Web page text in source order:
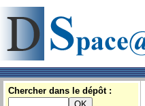
Chercher dans le dépôt :